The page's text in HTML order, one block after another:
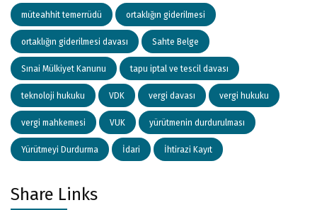
müteahhit temerrüdü ortaklığın giderilmesi
ortaklığın giderilmesi davası Sahte Belge
Sınai Mülkiyet Kanunu tapu iptal ve tescil davası
teknoloji hukuku VDK vergi davası vergi hukuku
vergi mahkemesi VUK yürütmenin durdurulması
Yürütmeyi Durdurma İdari İhtirazi Kayıt
Share Links